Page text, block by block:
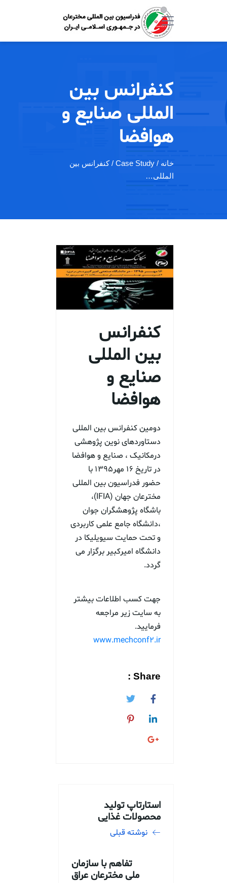
کنفرانس بین
المللی صنایع و
هوافضا
خانه
/ Case Study / کنفرانس بین
المللی…
کنفرانس
بین المللی
صنایع و
هوافضا
دومین کنفرانس بین المللی
دستاوردهای نوین پژوهشی
درمکانیک ، صنایع و هوافضا
در تاریخ 16 مهر۱۳۹۵ با
حضور فدراسیون بین المللی
مخترعان جهان (IFIA)،
باشگاه پژوهشگران جوان
،دانشگاه جامع علمی کاربردی
و تحت حمایت سیویلیکا در
دانشگاه امیرکبیر برگزار می
گردد.
جهت کسب اطلاعات بیشتر
به سایت زیر مراجعه
فرمایید.
www.mechconf2.ir
Share :
استارتاپ تولید
محصولات غذایی
نوشته قبلی
تفاهم با سازمان
ملی مخترعان عراق